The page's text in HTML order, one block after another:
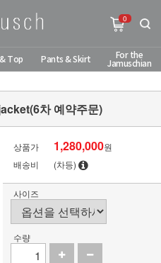
0
Top Pants & Skirt
For the
Jamuschian
차 예약주문)
상품가 1,280,000원
배송비
(차등)
사이즈
수량